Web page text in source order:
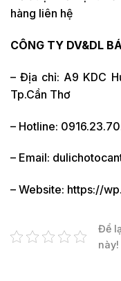
hàng liên hệ
CÔNG TY DV&DL
– Địa chỉ: A9 KDC
Tp.Cần Thơ
– Hotline:
– Email:
– Website: https://
Để
này!